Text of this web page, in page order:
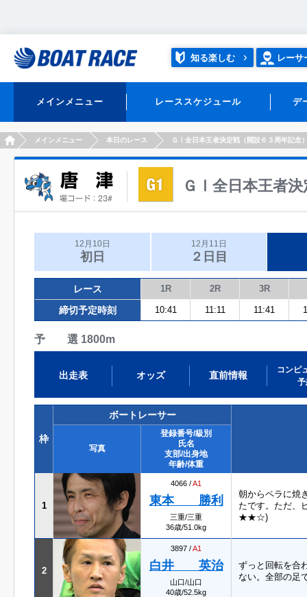
知る楽しむ レーサ
メインメニュー レーススケジュール デ
HOMEメインメニュー 本日のレース ＧⅠ全日本王者決定戦（開設６３周年記念
ＧⅠ全日本王者決
12月10日
初日
12月11日
２日目
レース 1R 2R 3R
締切予定時刻 10:41 11:11 11:41
予 選 1800m
出走表 オッズ 直前情報
コンピ
予
枠
ボートレーサー
写真
登録番号/級別
氏名
支部/出身地
年齢/体重
1
4066 /A1
東本 勝利
三重/三重
36歳/51.0kg
朝からペラに焼
たです。ただ、
★★☆)
2
3897 /A1
白井 英治
山口/山口
40歳/52.5kg
ずっと回転を合
ない。全部の足